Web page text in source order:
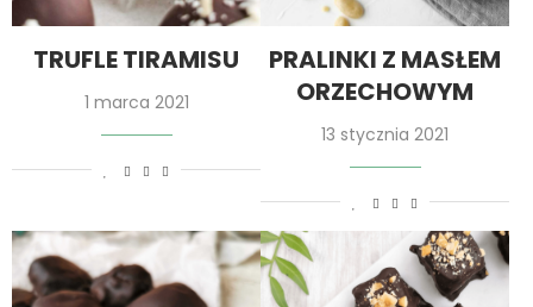
TRUFLE TIRAMISU
1 marca 2021
PRALINKI Z MASŁEM
ORZECHOWYM
13 stycznia 2021